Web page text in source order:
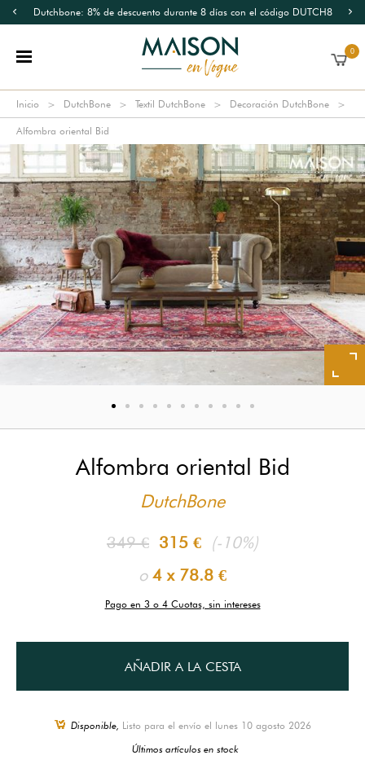
Dutchbone: 8% de descuento durante 8 días con el código DUTCH8
0
Inicio DutchBone Textil DutchBone Decoración DutchBone
Alfombra oriental Bid
Alfombra oriental Bid
DutchBone
349 € 315 € (-10%)
o4 x 78.8 €
Pago en 3 o 4 Cuotas, sin intereses
AÑADIR A LA CESTA
Disponible, Listo para el envío el lunes 10 agosto 2026
Últimos artículos en stock